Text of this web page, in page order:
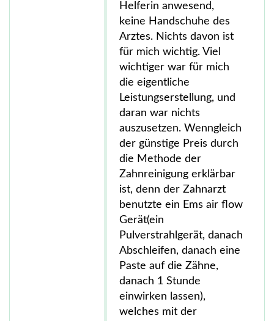
Helferin anwesend,
keine Handschuhe des
Arztes. Nichts davon ist
für mich wichtig. Viel
wichtiger war für mich
die eigentliche
Leistungserstellung, und
daran war nichts
auszusetzen. Wenngleich
der günstige Preis durch
die Methode der
Zahnreinigung erklärbar
ist, denn der Zahnarzt
benutzte ein Ems air flow
Gerät(ein
Pulverstrahlgerät, danach
Abschleifen, danach eine
Paste auf die Zähne,
danach 1 Stunde
einwirken lassen),
welches mit der